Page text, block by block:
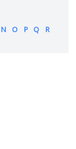
N O P Q
R